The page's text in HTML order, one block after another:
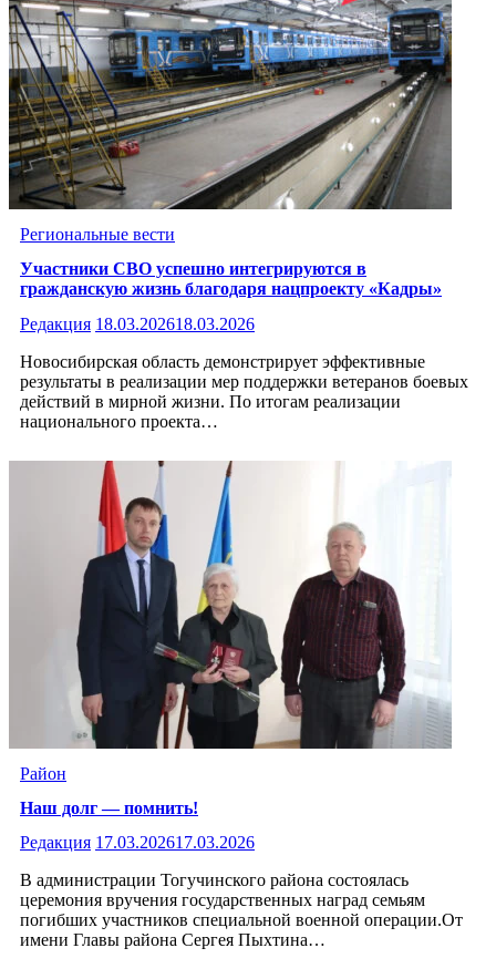
Региональные вести
Участники СВО успешно интегрируются в
гражданскую жизнь благодаря нацпроекту «Кадры»
Редакция 18.03.202618.03.2026
Новосибирская область демонстрирует эффективные
результаты в реализации мер поддержки ветеранов боевых
действий в мирной жизни. По итогам реализации
национального проекта…
Район
Наш долг — помнить!
Редакция 17.03.202617.03.2026
В администрации Тогучинского района состоялась
церемония вручения государственных наград семьям
погибших участников специальной военной операции.От
имени Главы района Сергея Пыхтина…